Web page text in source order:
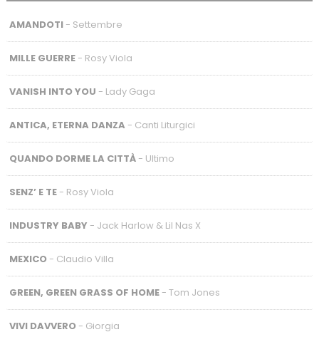
AMANDOTI- Settembre
MILLE GUERRE- Rosy Viola
VANISH INTO YOU - Lady Gaga
ANTICA, ETERNA DANZA - Canti Liturgici
QUANDO DORME LA CITTÀ- Ultimo
SENZ’ E TE- Rosy Viola
INDUSTRY BABY - Jack Harlow & Lil Nas X
MEXICO- Claudio Villa
GREEN, GREEN GRASS OF HOME- Tom Jones
VIVI DAVVERO- Giorgia